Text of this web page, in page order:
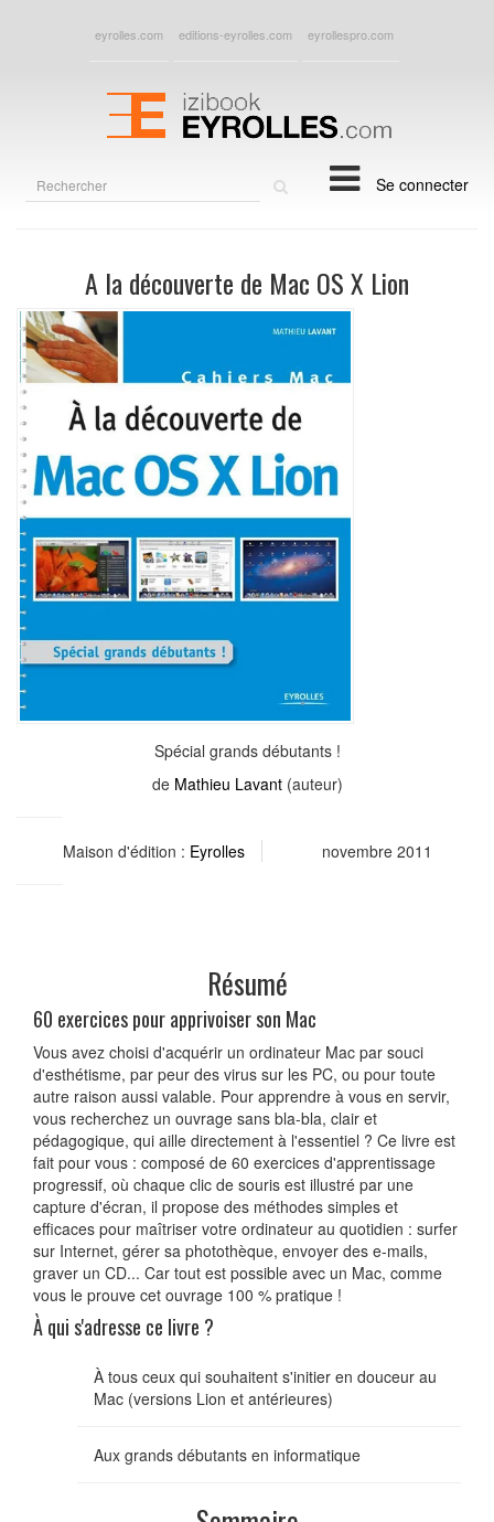
eyrolles.com editions-eyrolles.com eyrollespro.com
Se connecter
A la découverte de Mac OS X Lion
Spécial grands débutants !
de Mathieu Lavant(auteur)
Maison d'édition : Eyrolles novembre 2011
Résumé
60 exercices pour apprivoiser son Mac
Vous avez choisi d'acquérir un ordinateur Mac par souci
d'esthétisme, par peur des virus sur les PC, ou pour toute
autre raison aussi valable. Pour apprendre à vous en servir,
vous recherchez un ouvrage sans bla-bla, clair et
pédagogique, qui aille directement à l'essentiel ? Ce livre est
fait pour vous : composé de 60 exercices d'apprentissage
progressif, où chaque clic de souris est illustré par une
capture d'écran, il propose des méthodes simples et
efficaces pour maîtriser votre ordinateur au quotidien : surfer
sur Internet, gérer sa photothèque, envoyer des e-mails,
graver un CD... Car tout est possible avec un Mac, comme
vous le prouve cet ouvrage 100 % pratique !
À qui s'adresse ce livre ?
À tous ceux qui souhaitent s'initier en douceur au
Mac (versions Lion et antérieures)
Aux grands débutants en informatique